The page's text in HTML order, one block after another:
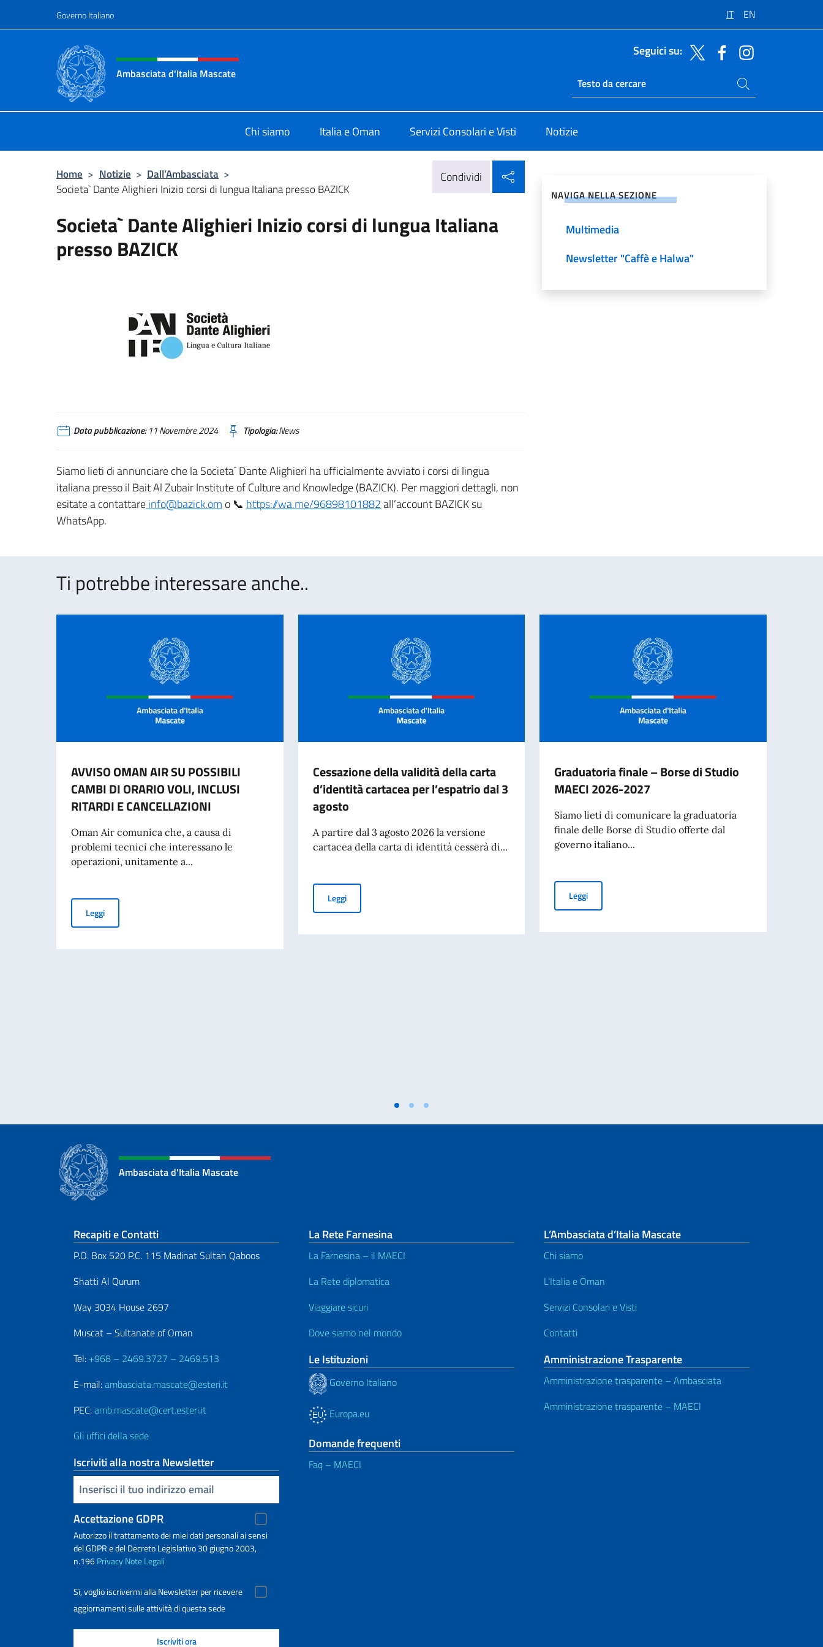
Governo Italiano IT EN
Intestazione sito, social e menù
Ambasciata d'Italia Mascate
Seguici su:
Ricerca sito live
Cerca nel sito
Chi siamo Italia e Oman Servizi Consolari e Visti Notizie
Home > Notizie > Dall’Ambasciata >
Societa` Dante Alighieri Inizio corsi di lungua Italiana presso BAZICK
Condividi
Societa` Dante Alighieri Inizio corsi di lungua Italiana
presso BAZICK
Data pubblicazione:11 Novembre 2024 Tipologia:News
Siamo lieti di annunciare che la Societa` Dante Alighieri ha ufficialmente avviato i corsi di lingua
italiana presso il Bait Al Zubair Institute of Culture and Knowledge (BAZICK). Per maggiori dettagli, non
esitate a contattareinfo@bazick.om o 📞 https://wa.me/96898101882all’account BAZICK su
WhatsApp.
NAVIGA NELLA SEZIONE
Multimedia
Newsletter "Caffè e Halwa"
Ti potrebbe interessare anche..
AVVISO OMAN AIR SU POSSIBILI
CAMBI DI ORARIO VOLI, INCLUSI
RITARDI E CANCELLAZIONI
Oman Air comunica che, a causa di
problemi tecnici che interessano le
operazioni, unitamente a...
LeggiAVVISO OMAN AIR SU POSSIBILI CAMBI DI ORARIO VOLI, INCLUSI RITARDI E CANCELLAZIONI
Cessazione della validità della carta
d’identità cartacea per l’espatrio dal 3
agosto
A partire dal 3 agosto 2026 la versione
cartacea della carta di identità cesserà di...
LeggiCessazione della validità della carta d’identità cartacea per l’espatrio dal 3 agosto
Graduatoria finale – Borse di Studio
MAECI 2026-2027
Siamo lieti di comunicare la graduatoria
finale delle Borse di Studio offerte dal
governo italiano...
LeggiGraduatoria finale – Borse di Studio MAECI 2026-2027
Ambasciata d'Italia Mascate
Sezione footer
Recapiti e Contatti
P.O. Box 520 P.C. 115 Madinat Sultan Qaboos
Shatti Al Qurum
Way 3034 House 2697
Muscat – Sultanate of Oman
Tel: +968 – 2469.3727 – 2469.513
E-mail:ambasciata.mascate@esteri.it
PEC:amb.mascate@cert.esteri.it
Gli uffici della sede
Iscriviti alla nostra Newsletter
Inserisci la tua email
Accettazione GDPR
Autorizzo il trattamento dei miei dati personali ai sensi
del GDPR e del Decreto Legislativo 30 giugno 2003,
n.196PrivacyNote Legali
Sì, voglio iscrivermi alla Newsletter per ricevere
aggiornamenti sulle attività di questa sede
La Rete Farnesina
La Farnesina – il MAECI
La Rete diplomatica
Viaggiare sicuri
Dove siamo nel mondo
Le Istituzioni
Governo Italiano
Europa.eu
Domande frequenti
Faq – MAECI
L’Ambasciata d’Italia Mascate
Chi siamo
L’Italia e Oman
Servizi Consolari e Visti
Contatti
Amministrazione Trasparente
Amministrazione trasparente – Ambasciata
Amministrazione trasparente – MAECI